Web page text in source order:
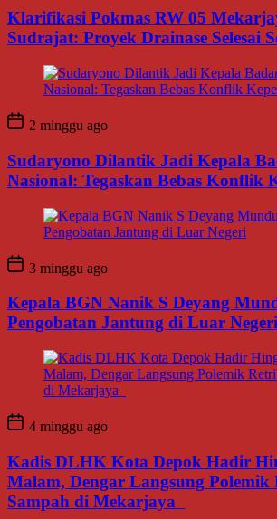
Klarifikasi Pokmas RW 05
Sudrajat: Proyek Drainase Selesai
2 minggu ago
Sudaryono Dilantik Jadi Kepala
Nasional: Tegaskan Bebas Konflik
3 minggu ago
Kepala BGN Nanik S Deyang
Pengobatan Jantung di Luar Negeri
4 minggu ago
Kadis DLHK Kota Depok Hadir
Malam, Dengar Langsung Polemik
Sampah di Mekarjaya